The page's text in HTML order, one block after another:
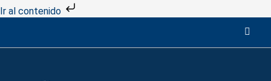
Ir al contenido